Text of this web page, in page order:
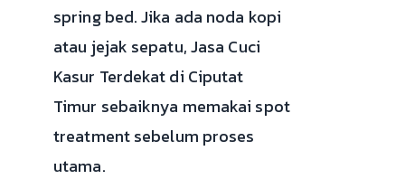
spring bed. Jika ada noda kopi
atau jejak sepatu, Jasa Cuci
Kasur Terdekat di Ciputat
Timur sebaiknya memakai spot
treatment sebelum proses
utama.